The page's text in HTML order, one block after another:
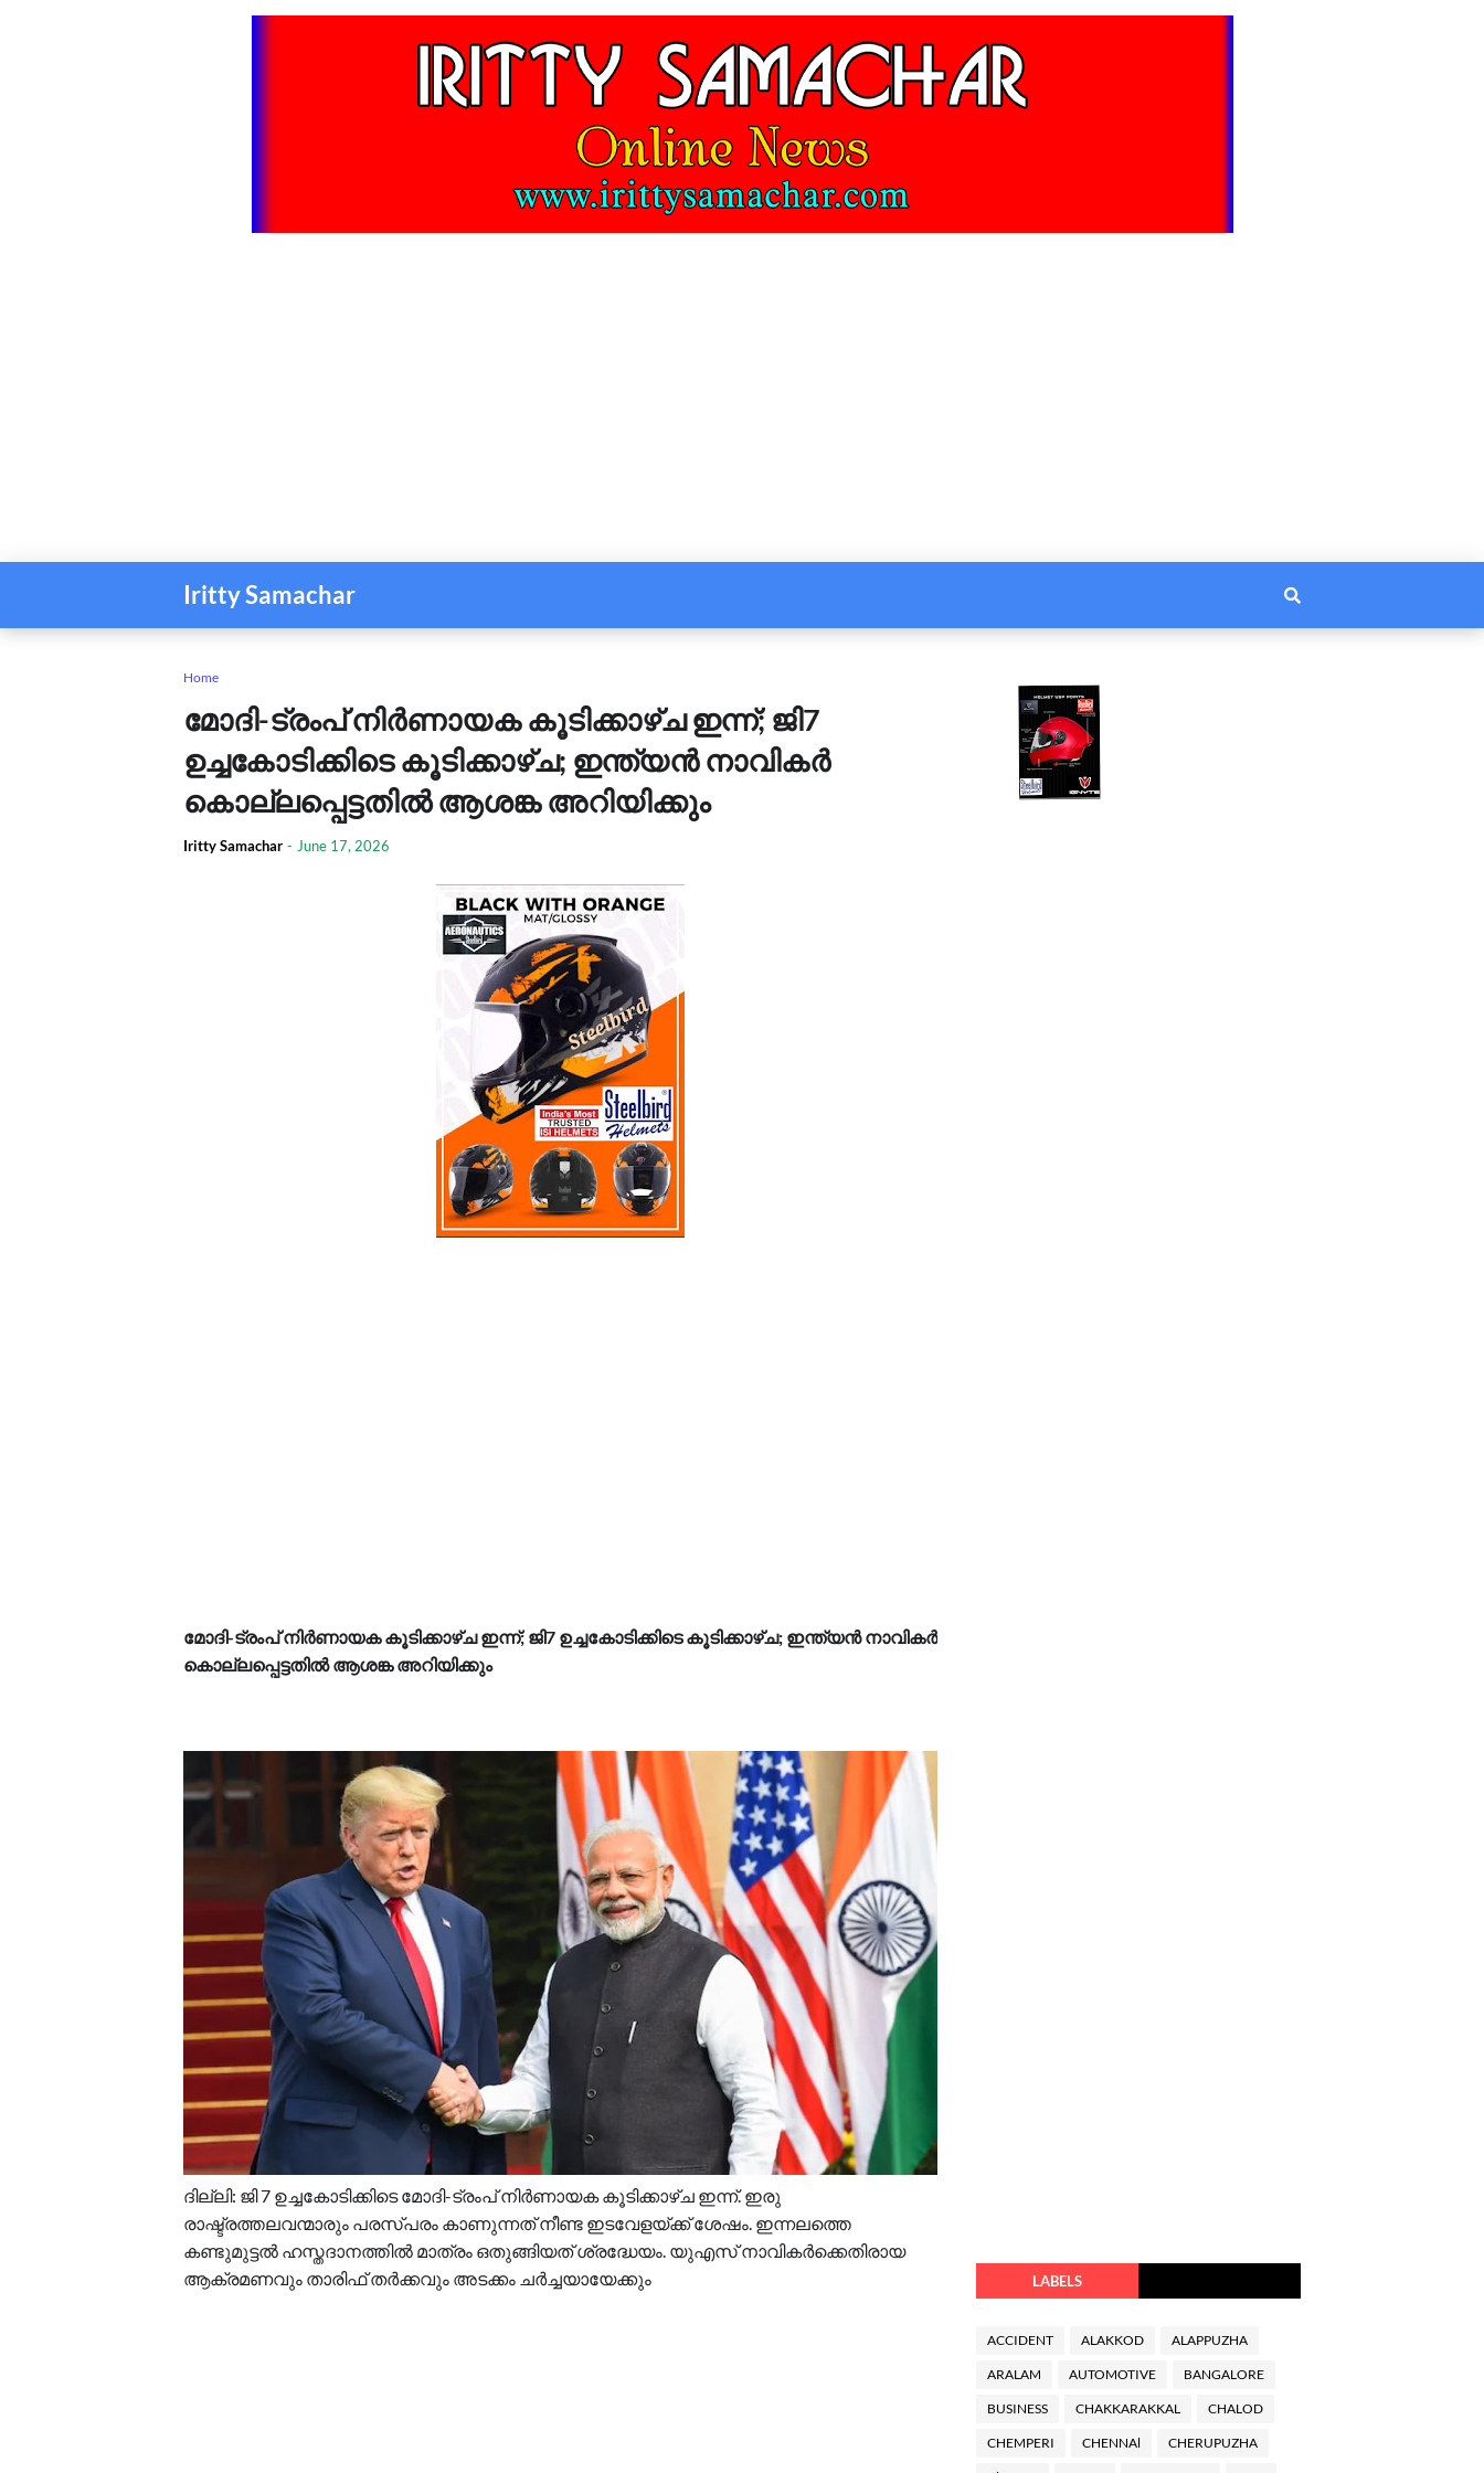
Iritty Samachar
Home
മോദി-ട്രംപ് നിർണായക കൂടിക്കാഴ്ച ഇന്ന്; ജി7
ഉച്ചകോടിക്കിടെ കൂടിക്കാഴ്ച; ഇന്ത്യൻ നാവികർ
കൊല്ലപ്പെട്ടതിൽ ആശങ്ക അറിയിക്കും
Iritty Samachar - June 17, 2026
മോദി-ട്രംപ് നിർണായക കൂടിക്കാഴ്ച ഇന്ന്; ജി7 ഉച്ചകോടിക്കിടെ കൂടിക്കാഴ്ച; ഇന്ത്യൻ നാവികർ
കൊല്ലപ്പെട്ടതിൽ ആശങ്ക അറിയിക്കും
ദില്ലി: ജി 7 ഉച്ചകോടിക്കിടെ മോദി-ട്രംപ് നിർണായക കൂടിക്കാഴ്ച ഇന്ന്. ഇരു
രാഷ്ട്രത്തലവന്മാരും പരസ്പരം കാണുന്നത് നീണ്ട ഇടവേളയ്ക്ക് ശേഷം. ഇന്നലത്തെ
കണ്ടുമുട്ടൽ ഹസ്തദാനത്തിൽ മാത്രം ഒതുങ്ങിയത് ശ്രദ്ധേയം. യുഎസ് നാവികർക്കെതിരായ
ആക്രമണവും താരിഫ് തർക്കവും അടക്കം ചർച്ചയായേക്കും
LABELS
ACCIDENT ALAKKOD ALAPPUZHA
ARALAM AUTOMOTIVE BANGALORE
BUSINESS CHAKKARAKKAL CHALOD
CHEMPERI CHENNAl CHERUPUZHA